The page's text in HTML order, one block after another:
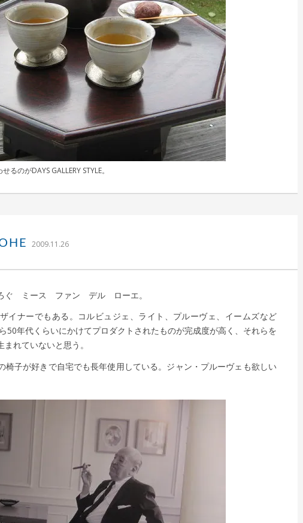
るのがDAYS GALLERY STYLE。
2009.11.26
ろぐ ミース ファン デル ローエ。
イナーでもある。コルビュジェ、ライト、プルーヴェ、イームズなど
50年代くらいにかけてプロダクトされたものが完成度が高く、それらを
れていないと思う。
椅子が好きで自宅でも長年使用している。ジャン・プルーヴェも欲しい